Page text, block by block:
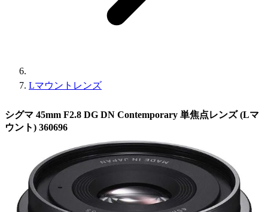
Lマウントレンズ
シグマ 45mm F2.8 DG DN Contemporary 単焦点レンズ (Lマ
ウント) 360696